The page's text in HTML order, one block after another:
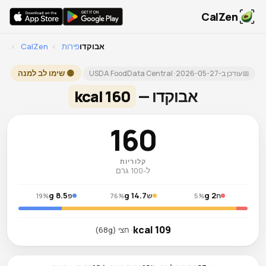
CalZen
CalZen
› פירות › אבוקדו
📅עודכן ב-2026-05-27
· USDA FoodData Central 🟡 שימו לב למנה
אבוקדו — 160 kcal
160
קלוריות
ל-100 גרם
ח2 g
5% ש14.7 g
76% פ8.5 g
19%
109 kcal · חצי (68g)